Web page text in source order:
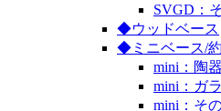
SVGD：
◆ウッドベース
◆ミニベース/
mini：陶
mini：ガ
mini：そ